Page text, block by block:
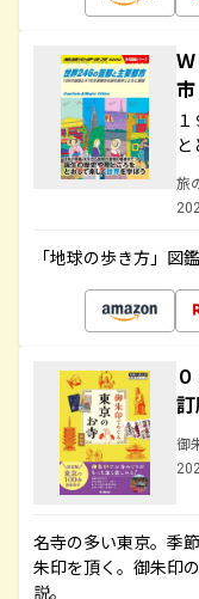
市
旅
「地球の歩き方」図
御
名寺の多い東京。季
朱印を頂く。御朱印
説。